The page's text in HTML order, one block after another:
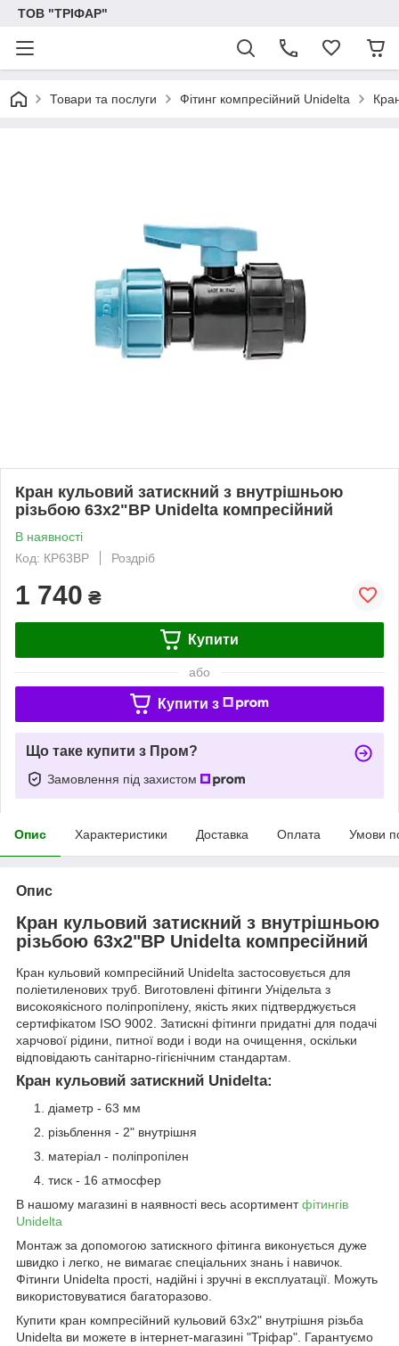
ТОВ "ТРІФАР"
Товари та послуги Фітинг компресійний Unidelta
Кран кульовий затискний з внутрішньою
різьбою 63х2"ВР Unidelta компресійний
В наявності
Код: КР63ВР
Роздріб
1 740 ₴
Купити
або
Купити з
Що таке купити з Пром?
Замовлення під захистом
Опис Характеристики Доставка Оплата Умови
Опис
Кран кульовий затискний з внутрішньою
різьбою 63х2"ВР Unidelta компресійний
Кран кульовий компресійний Unidelta застосовується для
поліетиленових труб. Виготовлені фітинги Унідельта з
високоякісного поліпропілену, якість яких підтверджується
сертифікатом ISO 9002. Затискні фітинги придатні для подачі
харчової рідини, питної води і води на очищення, оскільки
відповідають санітарно-гігієнічним стандартам.
Кран кульовий затискний Unidelta:
діаметр - 63 мм
різьблення - 2" внутрішня
матеріал - поліпропілен
тиск - 16 атмосфер
В нашому магазині в наявності весь асортиментфітингів
Unidelta
Монтаж за допомогою затискного фітинга виконується дуже
швидко і легко, не вимагає спеціальних знань і навичок.
Фітинги Unidelta прості, надійні і зручні в експлуатації. Можуть
використовуватися багаторазово.
Купити кран компресійний кульовий 63х2" внутрішня різьба
Unidelta ви можете в інтернет-магазині "Тріфар". Гарантуємо